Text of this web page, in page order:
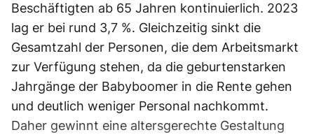
Beschäftigten ab 65 Jahren kontinuierlich. 2023
lag er bei rund 3,7 %. Gleichzeitig sinkt die
Gesamtzahl der Personen, die dem Arbeitsmarkt
zur Verfügung stehen, da die geburtenstarken
Jahrgänge der Babyboomer in die Rente gehen
und deutlich weniger Personal nachkommt.
Daher gewinnt eine altersgerechte Gestaltung